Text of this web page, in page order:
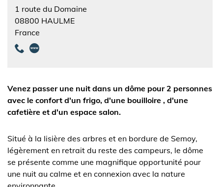
1 route du Domaine
08800 HAULME
France
Venez passer une nuit dans un dôme pour 2 personnes
avec le confort d'un frigo, d'une bouilloire , d'une
cafetière et d'un espace salon.
Situé à la lisière des arbres et en bordure de Semoy,
légèrement en retrait du reste des campeurs, le dôme
se présente comme une magnifique opportunité pour
une nuit au calme et en connexion avec la nature